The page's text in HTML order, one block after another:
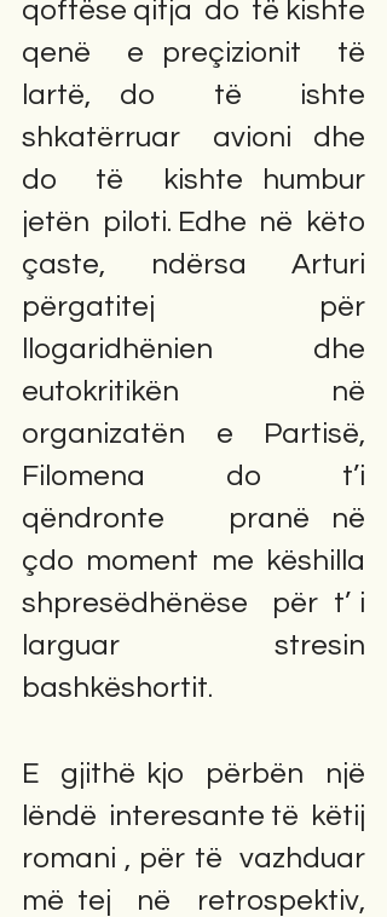
qoftëse qitja  do  të kishte
qenë  e preçizionit  të
lartë, do  të  ishte
shkatërruar   avioni  dhe
do  të  kishte humbur
jetën  piloti. Edhe  në  këto
çaste,  ndërsa  Arturi
përgatitej  për
llogaridhënien  dhe
eutokritikën  në
organizatën  e  Partisë,
Filomena  do  t’i
qëndronte   pranë në
çdo  moment  me  këshilla
shpresëdhënëse   për  t’ i
larguar  stresin
bashkëshortit.
E  gjithë kjo  përbën  një
lëndë  interesante të  këtij
romani , për të  vazhduar
më tej  në  retrospektiv,